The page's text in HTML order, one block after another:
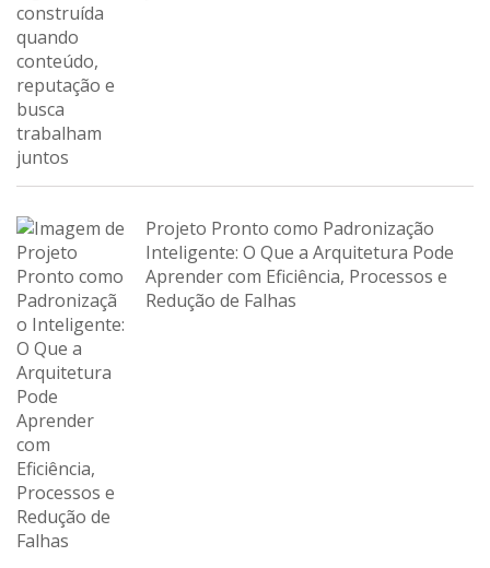
Projeto Pronto como Padronização
Inteligente: O Que a Arquitetura Pode
Aprender com Eficiência, Processos e
Redução de Falhas